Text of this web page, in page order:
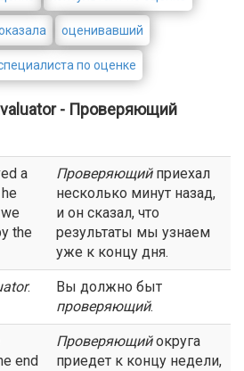
оценивавший
по оценке
- Проверяющий
a
the
Проверяющийприехал
несколько минут назад,
и он сказал, что
результаты мы узнаем
уже к концу дня.
.
Вы должно быт
проверяющий.
end
Проверяющийокруга
приедет к концу недели,